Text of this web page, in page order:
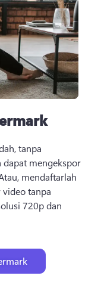
tanpa
dapat mengekspor
mendaftarlah
tanpa
720p dan